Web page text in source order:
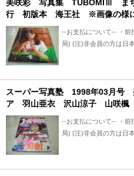
用、日・祭日かかる場
追跡番号は発送前にお知
配送状況確認できます
後、5日間保管していま
--送料について-- ・レ
跡番号あり+保証なし+
・クロネコ便 送料は地
に送料記載あり) ※曜
+クロネコ営業所留め
平日のみ、 クロネコ便
用、日・祭日かかる場
追跡番号は発送前にお
配送状況確認できます
いです。 5日過ぎまし
美咲彩 写真集 TUBOMIⅢ ま
行 初版本 海王社 ※画像の様に
--お支払について-- ・前
局) (注)非会員の方は日
決済利用出来ないと思
「振込み」または「代
て-- 中古品ですので痛
ものとご理解/ご了承の
--送料について-- ・レ
跡番号あり+保証なし+
・クロネコ便 送料は地
に送料記載あり) ※曜
+クロネコ営業所留め
スーパー写真塾 1998年03月号
ア 羽山亜衣 沢山涼子 山咲
--お支払について-- ・前
局) (注)非会員の方は日
決済利用出来ないと思
「振込み」または「代
て-- 中古品ですので痛